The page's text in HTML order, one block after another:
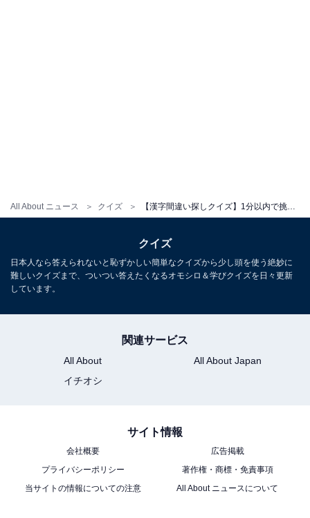
All About ニュース クイズ
クイズ
日本人なら答えられないと恥ずかしい簡単なクイズから少し頭を使う絶妙に
難しいクイズまで、ついつい答えたくなるオモシロ＆学びクイズを日々更新
しています。
関連サービス
All About
All About Japan
イチオシ
サイト情報
会社概要
広告掲載
プライバシーポリシー
著作権・商標・免責事項
当サイトの情報についての注意
All About ニュースについて